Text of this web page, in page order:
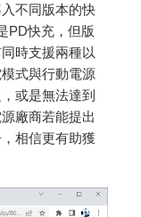
不同版本的快
PD快充，但版
時支援兩種以
式與行動電源
或是無法達到
廠商若能提出
相信更有助獲